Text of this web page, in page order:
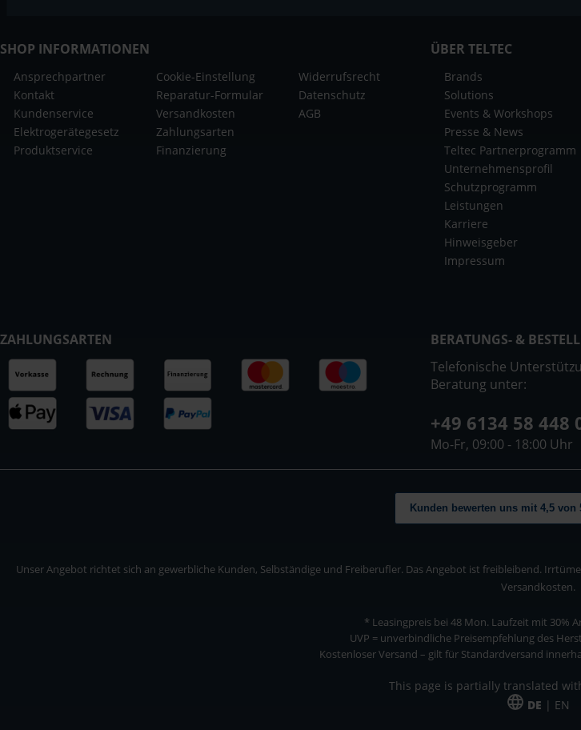
SHOP INFORMATIONEN
Ansprechpartner
Kontakt
Kundenservice
Elektrogerätegesetz
Produktservice
Cookie-Einstellung
Reparatur-Formular
Versandkosten
Zahlungsarten
Finanzierung
Widerrufsrecht
Datenschutz
AGB
ÜBER TELTEC
Brands
Solutions
Events & Workshops
Presse & News
Teltec Partnerprogramm
Unternehmensprofil
Schutzprogramm
Leistungen
Karriere
Hinweisgeber
Impressum
ZAHLUNGSARTEN
BERATUNGS- &
Telefonische
Beratung unter:
+49 6134 58 448
Mo-Fr, 09:00 - 18:00 Uhr
Kunden bewerten uns mit 4,5 von 5
Unser Angebot richtet sich an gewerbliche Kunden, Selbständige und Freiberufler. Das Angebot ist freibleibend.
Versandkosten.
* Leasingpreis bei 48 Mon. Laufzeit mit 30%
UVP = unverbindliche Preisempfehlung des
Kostenloser Versand – gilt für Standardversand
This page is partially translated
DE | EN